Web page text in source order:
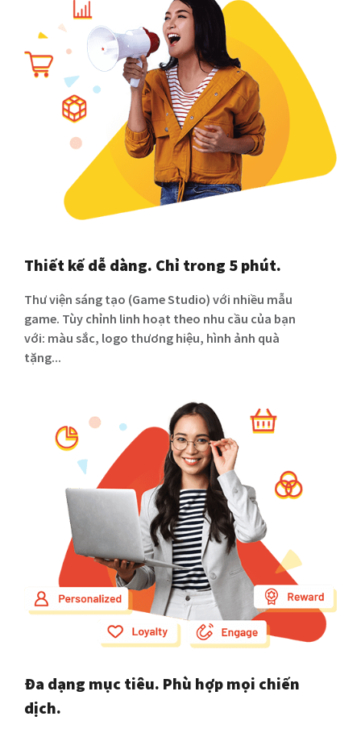
Thiết kế dễ dàng. Chỉ trong 5 phút.
Thư viện sáng tạo (Game Studio) với nhiều mẫu
game. Tùy chỉnh linh hoạt theo nhu cầu của bạn
với: màu sắc, logo thương hiệu, hình ảnh quà
tặng...
Đa dạng mục tiêu. Phù hợp mọi chiến
dịch.